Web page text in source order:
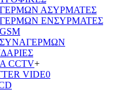
ΑΣΥΡΜΑΤΕΣ
ΕΝΣΥΡΜΑΤΕΣ
CCTV+
VIDE0